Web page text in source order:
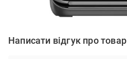
Написати відгук про товар